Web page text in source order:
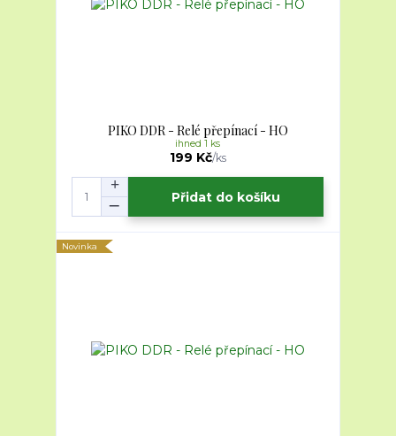
PIKO DDR - Relé přepínací - HO
199 Kč/ks
ihned 1 ks
Přidat do košíku
Novinka